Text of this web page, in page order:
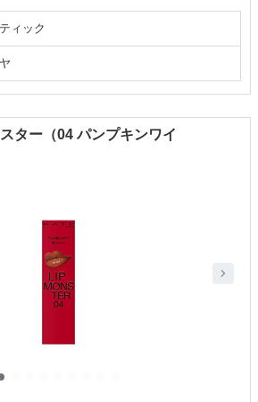
ィック
ター（04 パンプキンワイ